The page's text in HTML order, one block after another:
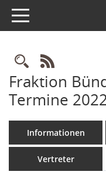
Toggle navigation
RSS-Feed
Fraktion
Termine
Informationen
Vertreter